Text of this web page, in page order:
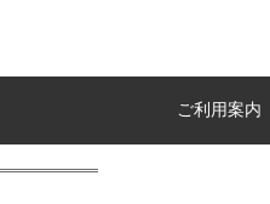
ご利用案内